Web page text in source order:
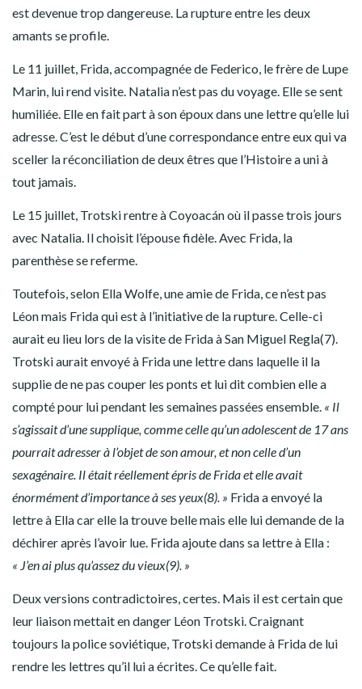
est devenue trop dangereuse. La rupture entre les deux
amants se profile.
Le 11 juillet, Frida, accompagnée de Federico, le frère de Lupe
Marin, lui rend visite. Natalia n’est pas du voyage. Elle se sent
humiliée. Elle en fait part à son époux dans une lettre qu’elle lui
adresse. C’est le début d’une correspondance entre eux qui va
sceller la réconciliation de deux êtres que l’Histoire a uni à
tout jamais.
Le 15 juillet, Trotski rentre à Coyoacán où il passe trois jours
avec Natalia. Il choisit l’épouse fidèle. Avec Frida, la
parenthèse se referme.
Toutefois, selon Ella Wolfe, une amie de Frida, ce n’est pas
Léon mais Frida qui est à l’initiative de la rupture. Celle-ci
aurait eu lieu lors de la visite de Frida à San Miguel Regla(7).
Trotski aurait envoyé à Frida une lettre dans laquelle il la
supplie de ne pas couper les ponts et lui dit combien elle a
compté pour lui pendant les semaines passées ensemble. « Il
s’agissait d’une supplique, comme celle qu’un adolescent de 17 ans
pourrait adresser à l’objet de son amour, et non celle d’un
sexagénaire. Il était réellement épris de Frida et elle avait
énormément d’importance à ses yeux(8). » Frida a envoyé la
lettre à Ella car elle la trouve belle mais elle lui demande de la
déchirer après l’avoir lue. Frida ajoute dans sa lettre à Ella :
« J’en ai plus qu’assez du vieux(9). »
Deux versions contradictoires, certes. Mais il est certain que
leur liaison mettait en danger Léon Trotski. Craignant
toujours la police soviétique, Trotski demande à Frida de lui
rendre les lettres qu’il lui a écrites. Ce qu’elle fait.